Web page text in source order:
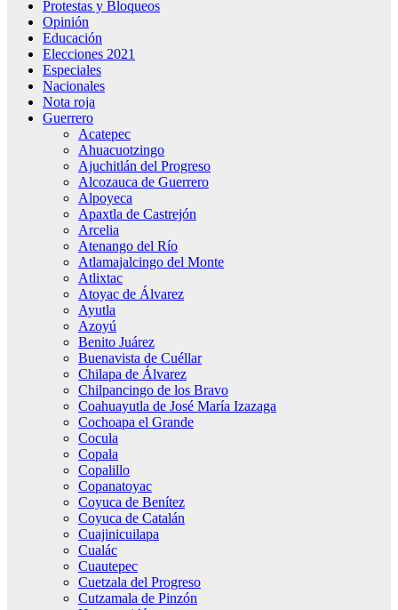
Protestas y Bloqueos
Opinión
Educación
Elecciones 2021
Especiales
Nacionales
Nota roja
Guerrero
Acatepec
Ahuacuotzingo
Ajuchitlán del Progreso
Alcozauca de Guerrero
Alpoyeca
Apaxtla de Castrejón
Arcelia
Atenango del Río
Atlamajalcingo del Monte
Atlixtac
Atoyac de Álvarez
Ayutla
Azoyú
Benito Juárez
Buenavista de Cuéllar
Chilapa de Álvarez
Chilpancingo de los Bravo
Coahuayutla de José María Izazaga
Cochoapa el Grande
Cocula
Copala
Copalillo
Copanatoyac
Coyuca de Benítez
Coyuca de Catalán
Cuajinicuilapa
Cualác
Cuautepec
Cuetzala del Progreso
Cutzamala de Pinzón